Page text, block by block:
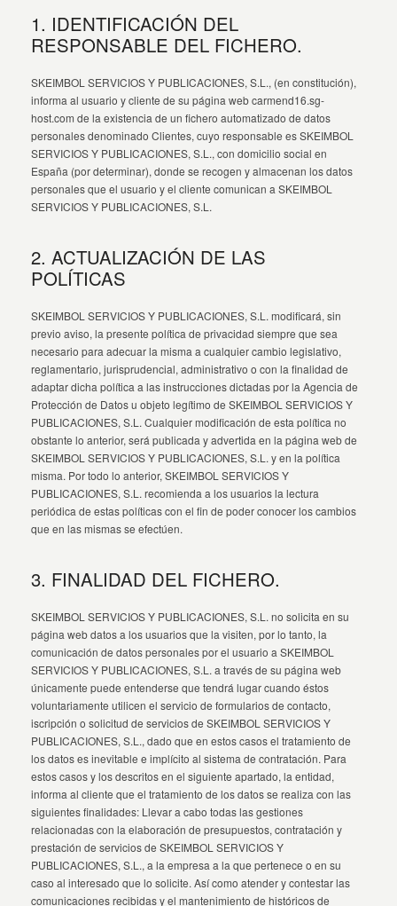
1. IDENTIFICACIÓN DEL
RESPONSABLE DEL FICHERO.
SKEIMBOL SERVICIOS Y PUBLICACIONES, S.L., (en constitución),
informa al usuario y cliente de su página web carmend16.sg-
host.com de la existencia de un fichero automatizado de datos
personales denominado Clientes, cuyo responsable es SKEIMBOL
SERVICIOS Y PUBLICACIONES, S.L., con domicilio social en
España (por determinar), donde se recogen y almacenan los datos
personales que el usuario y el cliente comunican a SKEIMBOL
SERVICIOS Y PUBLICACIONES, S.L.
2. ACTUALIZACIÓN DE LAS
POLÍTICAS
SKEIMBOL SERVICIOS Y PUBLICACIONES, S.L. modificará, sin
previo aviso, la presente política de privacidad siempre que sea
necesario para adecuar la misma a cualquier cambio legislativo,
reglamentario, jurisprudencial, administrativo o con la finalidad de
adaptar dicha política a las instrucciones dictadas por la Agencia de
Protección de Datos u objeto legítimo de SKEIMBOL SERVICIOS Y
PUBLICACIONES, S.L. Cualquier modificación de esta política no
obstante lo anterior, será publicada y advertida en la página web de
SKEIMBOL SERVICIOS Y PUBLICACIONES, S.L. y en la política
misma. Por todo lo anterior, SKEIMBOL SERVICIOS Y
PUBLICACIONES, S.L. recomienda a los usuarios la lectura
periódica de estas políticas con el fin de poder conocer los cambios
que en las mismas se efectúen.
3. FINALIDAD DEL FICHERO.
SKEIMBOL SERVICIOS Y PUBLICACIONES, S.L. no solicita en su
página web datos a los usuarios que la visiten, por lo tanto, la
comunicación de datos personales por el usuario a SKEIMBOL
SERVICIOS Y PUBLICACIONES, S.L. a través de su página web
únicamente puede entenderse que tendrá lugar cuando éstos
voluntariamente utilicen el servicio de formularios de contacto,
iscripción o solicitud de servicios de SKEIMBOL SERVICIOS Y
PUBLICACIONES, S.L., dado que en estos casos el tratamiento de
los datos es inevitable e implícito al sistema de contratación. Para
estos casos y los descritos en el siguiente apartado, la entidad,
informa al cliente que el tratamiento de los datos se realiza con las
siguientes finalidades: Llevar a cabo todas las gestiones
relacionadas con la elaboración de presupuestos, contratación y
prestación de servicios de SKEIMBOL SERVICIOS Y
PUBLICACIONES, S.L., a la empresa a la que pertenece o en su
caso al interesado que lo solicite. Así como atender y contestar las
comunicaciones recibidas y el mantenimiento de históricos de